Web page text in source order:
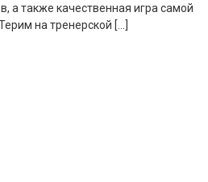
а также качественная игра самой
на тренерской […]